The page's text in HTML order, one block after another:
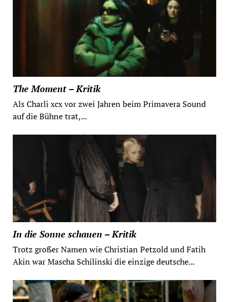
The Moment – Kritik
Als Charli xcx vor zwei Jahren beim Primavera Sound
auf die Bühne trat,...
In die Sonne schauen – Kritik
Trotz großer Namen wie Christian Petzold und Fatih
Akin war Mascha Schilinski die einzige deutsche...